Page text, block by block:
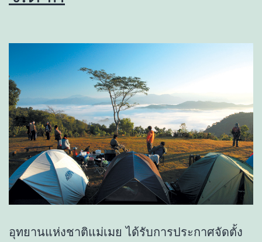
อุทยานแห่งชาติแม่เมย ได้รับการประกาศจัดตั้ง